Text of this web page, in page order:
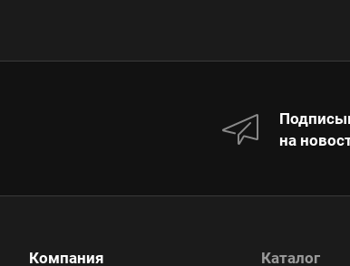
на
Компания Каталог